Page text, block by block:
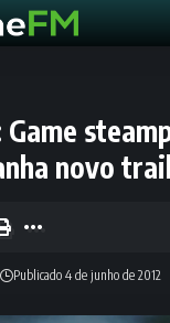
novo
Publicado 4 de junho de 2012